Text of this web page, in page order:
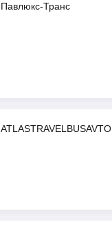
Павлюкс-Транс